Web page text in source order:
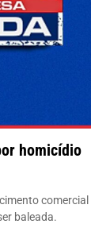
homicídio
comercial
baleada.